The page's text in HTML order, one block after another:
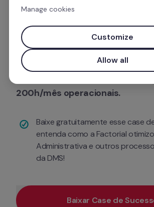
empresa DMS Logistics tinha um
destinado as funções
Hoje, esses
200h/mês operacionais.
Baixe gratuitamente esse case
entenda como a Factorial
Administrativa e outros
da DMS!
Baixar Case de
Manage cookies
Customize
Allow all